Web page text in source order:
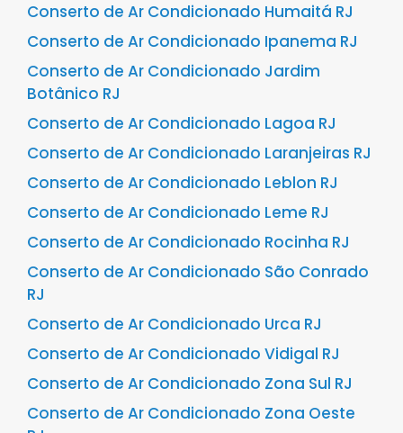
Conserto de Ar Condicionado Humaitá RJ
Conserto de Ar Condicionado Ipanema RJ
Conserto de Ar Condicionado Jardim
Botânico RJ
Conserto de Ar Condicionado Lagoa RJ
Conserto de Ar Condicionado Laranjeiras RJ
Conserto de Ar Condicionado Leblon RJ
Conserto de Ar Condicionado Leme RJ
Conserto de Ar Condicionado Rocinha RJ
Conserto de Ar Condicionado São Conrado
RJ
Conserto de Ar Condicionado Urca RJ
Conserto de Ar Condicionado Vidigal RJ
Conserto de Ar Condicionado Zona Sul RJ
Conserto de Ar Condicionado Zona Oeste